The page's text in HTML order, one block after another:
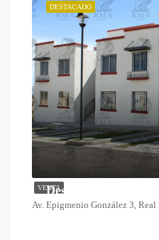
VENTA
DESTACADO
Desde $1,378,000
Av. Epigmenio González 3, Real